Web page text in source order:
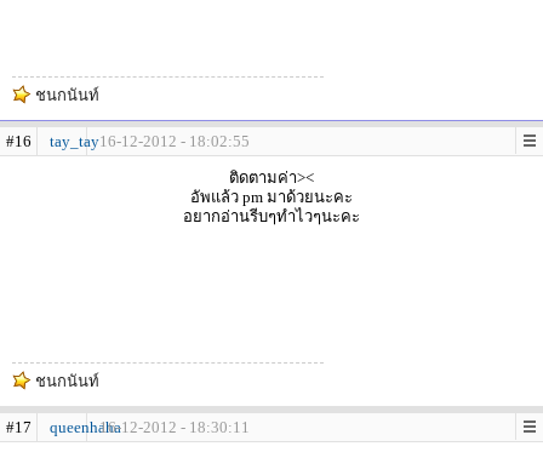
ชนกนันท์
#16 tay_tay16-12-2012 - 18:02:55
ติดตามค่า><
อัพแล้ว pm มาด้วยนะคะ
อยากอ่านรีบๆทำไวๆนะคะ
ชนกนันท์
#17 queenhaha16-12-2012 - 18:30:11